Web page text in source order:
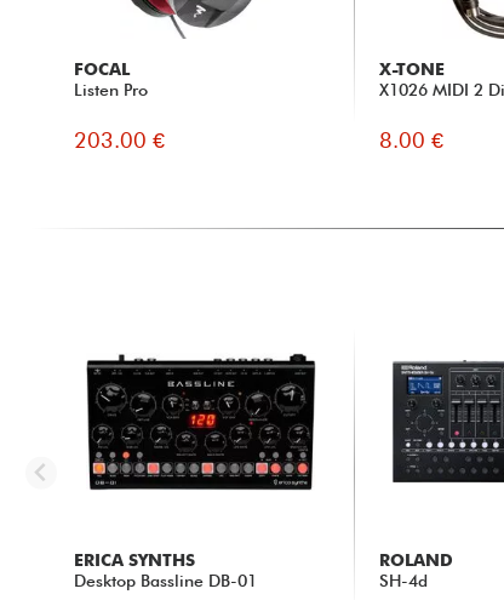
FOCAL
Listen Pro
203.00 €
X-TONE
X1026 MIDI 2
8.00 €
ERICA SYNTHS
Desktop Bassline DB-01
ROLAND
SH-4d